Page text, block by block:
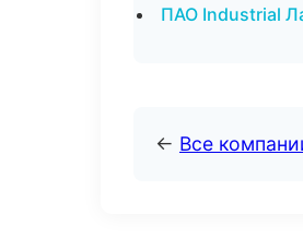
ПАО Industrial
← Все